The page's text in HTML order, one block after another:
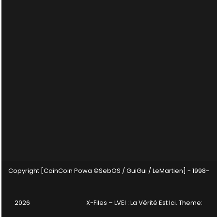
Copyright [CoinCoin Powa ©SebOS / GuiGui / LeMartien] - 1998-
2026 X-Files – LVEI : La Vérité Est Ici. Theme: